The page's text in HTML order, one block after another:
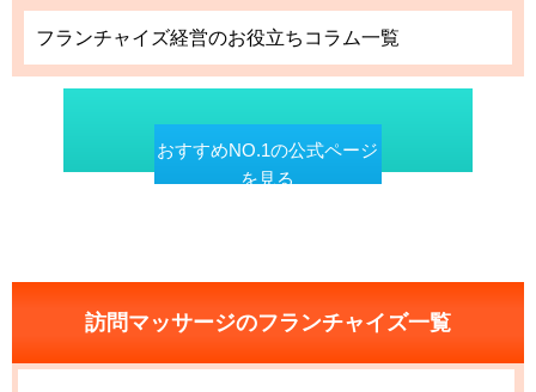
フランチャイズ経営のお役立ちコラム一覧
おすすめNO.1の公式ページ
を見る
訪問マッサージのフランチャイズ一覧